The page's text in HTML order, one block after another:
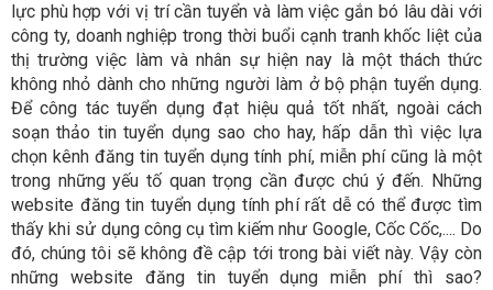
lực phù hợp với vị trí cần tuyển và làm việc gắn bó lâu dài với
công ty, doanh nghiệp trong thời buổi cạnh tranh khốc liệt của
thị trường việc làm và nhân sự hiện nay là một thách thức
không nhỏ dành cho những người làm ở bộ phận tuyển dụng.
Để công tác tuyển dụng đạt hiệu quả tốt nhất, ngoài cách
soạn thảo tin tuyển dụng sao cho hay, hấp dẫn thì việc lựa
chọn kênh đăng tin tuyển dụng tính phí, miễn phí cũng là một
trong những yếu tố quan trọng cần được chú ý đến. Những
website đăng tin tuyển dụng tính phí rất dễ có thể được tìm
thấy khi sử dụng công cụ tìm kiếm như Google, Cốc Cốc,.... Do
đó, chúng tôi sẽ không đề cập tới trong bài viết này. Vậy còn
những website đăng tin tuyển dụng miễn phí thì sao?